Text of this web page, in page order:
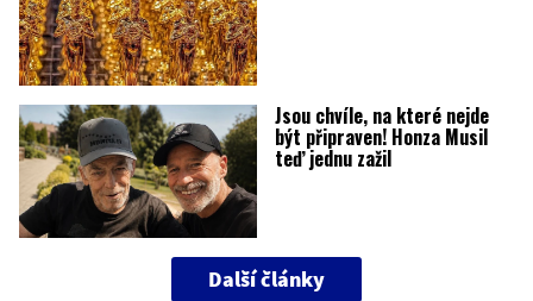
Jsou chvíle, na které nejde
být připraven! Honza Musil
teď jednu zažil
Další články